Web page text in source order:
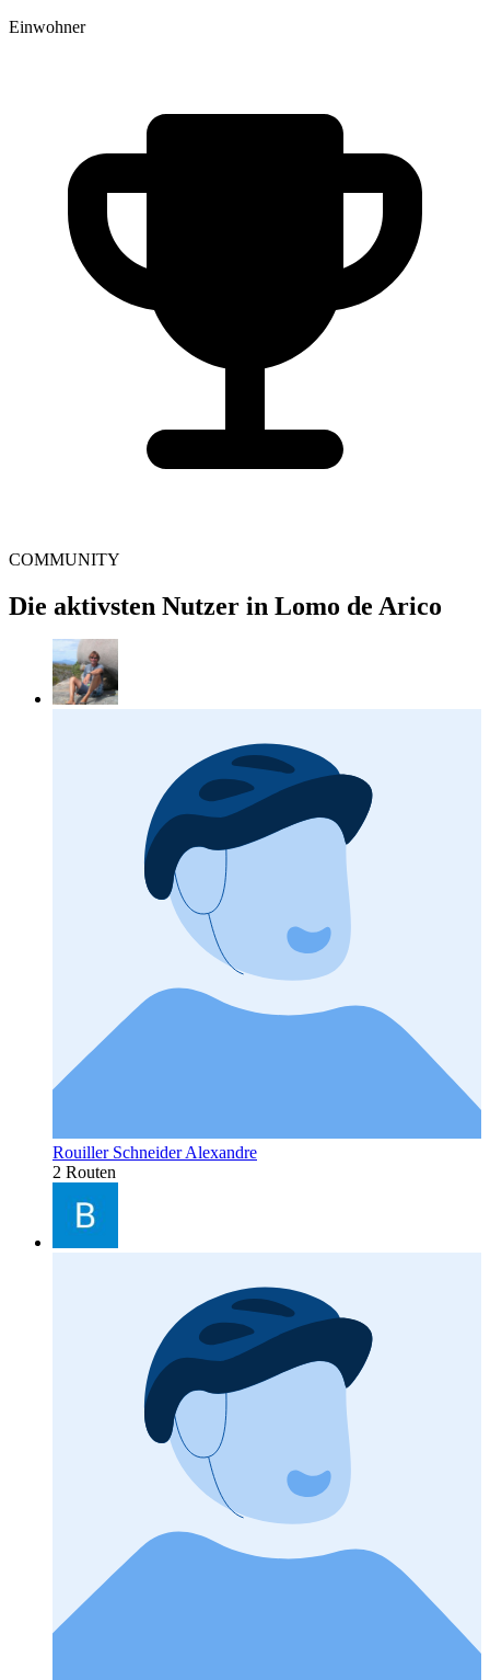
Einwohner
COMMUNITY
Die aktivsten Nutzer in Lomo de Arico
Rouiller Schneider Alexandre
2 Routen